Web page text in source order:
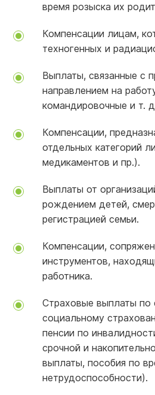
время розыска их
Компенсации лицам,
техногенных и
Выплаты, связанные с
направлением на
командировочные и т.
Компенсации,
отдельных категорий
медикаментов и пр.).
Выплаты от
рождением детей,
регистрацией семьи.
Компенсации,
инструментов,
работника.
Страховые выплаты по
социальному
пенсии по
срочной и
выплаты, пособия по
нетрудоспособности).